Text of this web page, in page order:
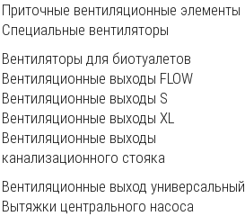
Приточные вентиляционные элементы
Специальные вентиляторы
Вентиляторы для биотуалетов
Вентиляционные выходы FLOW
Вентиляционные выходы S
Вентиляционные выходы XL
Вентиляционные выходы
канализационного стояка
Вентиляционные выход универсальный
Вытяжки центрального насоса